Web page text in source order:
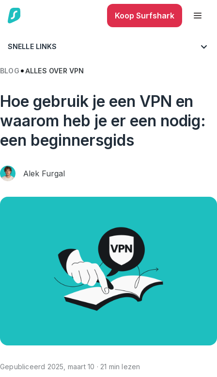
Koop Surfshark
SNELLE LINKS
BLOG ALLES OVER VPN
Hoe gebruik je een VPN en
waarom heb je er een nodig:
een beginnersgids
Alek Furgal
Gepubliceerd 2025, maart 10 · 21 min lezen